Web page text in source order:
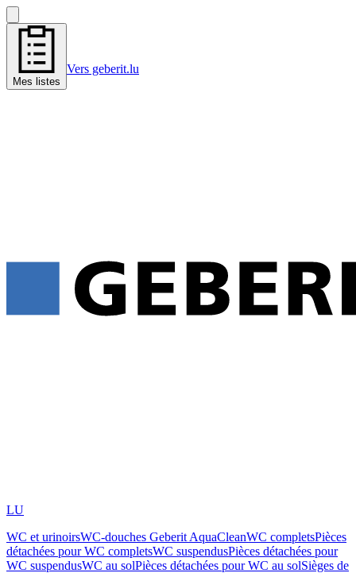
Mes listes
Vers geberit.lu
LU
WC et urinoirsWC-douches Geberit AquaCleanWC completsPièces
détachées pour WC completsWC suspendusPièces détachées pour
WC suspendusWC au solPièces détachées pour WC au solSièges de